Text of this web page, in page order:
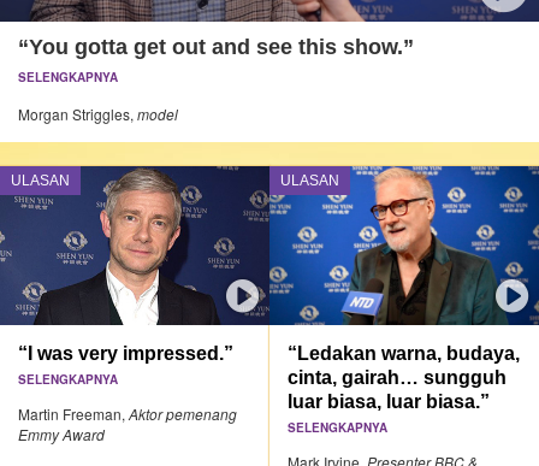
“You gotta get out and see this show.”
SELENGKAPNYA
Morgan Striggles, model
ULASAN
“I was very impressed.”
SELENGKAPNYA
Martin Freeman, Aktor pemenang
Emmy Award
ULASAN
“Ledakan warna, budaya,
cinta, gairah… sungguh
luar biasa, luar biasa.”
SELENGKAPNYA